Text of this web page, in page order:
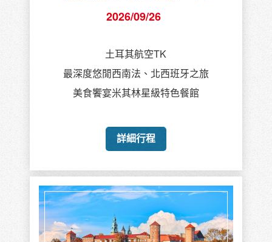
2026/09/26
土耳其航空TK
最深度悠閒西南法、北西班牙之旅
美食饗宴米其林星級特色餐館
詳細行程